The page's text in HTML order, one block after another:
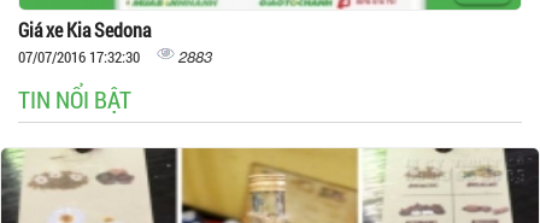
Giá xe Kia Sedona
07/07/2016 17:32:30 2883
TIN NỔI BẬT